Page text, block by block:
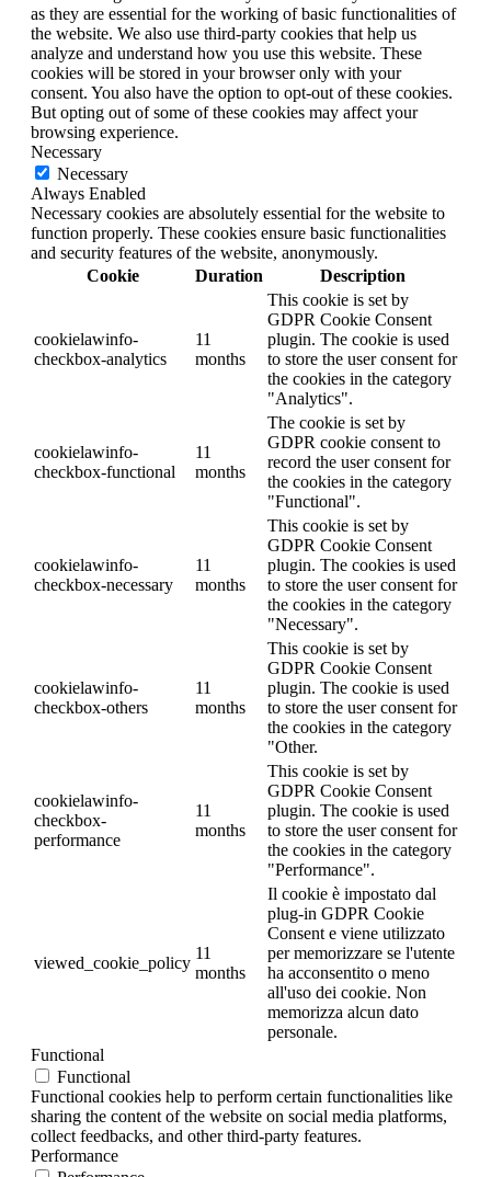
as they are essential for the working of basic functionalities of
the website. We also use third-party cookies that help us
analyze and understand how you use this website. These
cookies will be stored in your browser only with your
consent. You also have the option to opt-out of these cookies.
But opting out of some of these cookies may affect your
browsing experience.
Necessary
Necessary
Always Enabled
Necessary cookies are absolutely essential for the website to
function properly. These cookies ensure basic functionalities
and security features of the website, anonymously.
Cookie
Duration Description
cookielawinfo-
checkbox-analytics
11
months
This cookie is set by
GDPR Cookie Consent
plugin. The cookie is used
to store the user consent for
the cookies in the category
"Analytics".
cookielawinfo-
checkbox-functional
11
months
The cookie is set by
GDPR cookie consent to
record the user consent for
the cookies in the category
"Functional".
cookielawinfo-
checkbox-necessary
11
months
This cookie is set by
GDPR Cookie Consent
plugin. The cookies is used
to store the user consent for
the cookies in the category
"Necessary".
cookielawinfo-
checkbox-others
11
months
This cookie is set by
GDPR Cookie Consent
plugin. The cookie is used
to store the user consent for
the cookies in the category
"Other.
cookielawinfo-
checkbox-
performance
11
months
This cookie is set by
GDPR Cookie Consent
plugin. The cookie is used
to store the user consent for
the cookies in the category
"Performance".
viewed_cookie_policy
11
months
Il cookie è impostato dal
plug-in GDPR Cookie
Consent e viene utilizzato
per memorizzare se l'utente
ha acconsentito o meno
all'uso dei cookie. Non
memorizza alcun dato
personale.
Functional
Functional
Functional cookies help to perform certain functionalities like
sharing the content of the website on social media platforms,
collect feedbacks, and other third-party features.
Performance